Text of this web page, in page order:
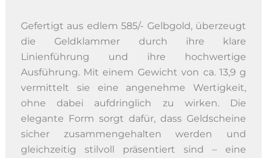
Gefertigt aus edlem 585/- Gelbgold, überzeugt
die Geldklammer durch ihre klare
Linienführung und ihre hochwertige
Ausführung. Mit einem Gewicht von ca. 13,9 g
vermittelt sie eine angenehme Wertigkeit,
ohne dabei aufdringlich zu wirken. Die
elegante Form sorgt dafür, dass Geldscheine
sicher zusammengehalten werden und
gleichzeitig stilvoll präsentiert sind – eine